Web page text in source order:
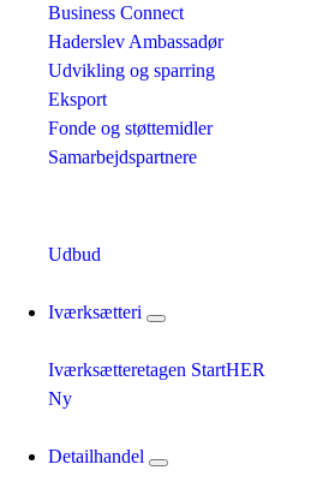
Business Connect
Haderslev Ambassadør
Udvikling og sparring
Eksport
Fonde og støttemidler
Samarbejdspartnere
Udbud
Iværksætteri
Iværksætteretagen StartHER
Ny
Detailhandel